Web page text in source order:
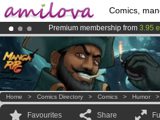
Comics,
Premium membership from 3.95
Already 100000membersand
AmilovaKickstarter is now LIVE!.
Home > Comics Directory > Comics > Humor
Favourites Share